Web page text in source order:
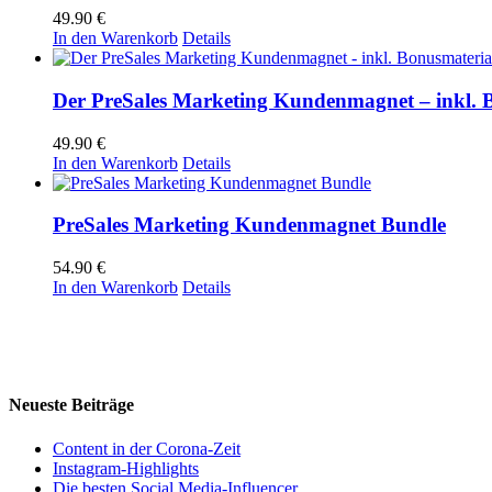
49.90 €
In den Warenkorb Details
Der PreSales Marketing Kundenmagnet – inkl.
49.90 €
In den Warenkorb Details
PreSales Marketing Kundenmagnet Bundle
54.90 €
In den Warenkorb Details
Neueste Beiträge
Content in der Corona-Zeit
Instagram-Highlights
Die besten Social Media-Influencer